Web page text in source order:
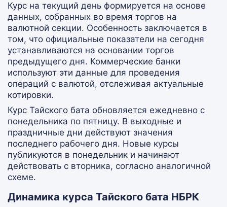
Курс на текущий день формируется на основе
данных, собранных во время торгов на
валютной секции. Особенность заключается в
том, что официальные показатели на сегодня
устанавливаются на основании торгов
предыдущего дня. Коммерческие банки
используют эти данные для проведения
операций с валютой, отслеживая актуальные
котировки.
Курс Тайского бата обновляется ежедневно с
понедельника по пятницу. В выходные и
праздничные дни действуют значения
последнего рабочего дня. Новые курсы
публикуются в понедельник и начинают
действовать с вторника, согласно аналогичной
схеме.
Динамика курса Тайского бата НБРК